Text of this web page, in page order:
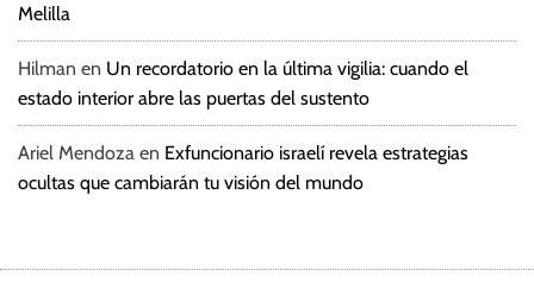
Melilla
Hilman en Un recordatorio en la última vigilia: cuando el
estado interior abre las puertas del sustento
Ariel Mendoza en Exfuncionario israelí revela estrategias
ocultas que cambiarán tu visión del mundo